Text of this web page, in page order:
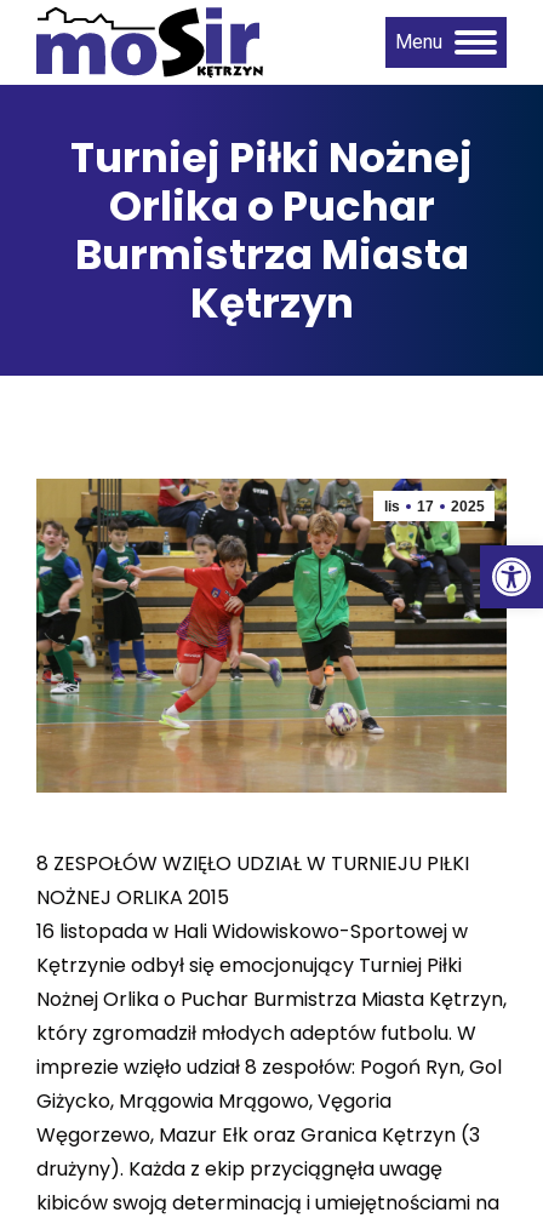
Menu
Turniej Piłki Nożnej
Orlika o Puchar
Burmistrza Miasta
Kętrzyn
lis 17 2025
8 ZESPOŁÓW WZIĘŁO UDZIAŁ W TURNIEJU PIŁKI
NOŻNEJ ORLIKA 2015
16 listopada w Hali Widowiskowo-Sportowej w
Kętrzynie odbył się emocjonujący Turniej Piłki
Nożnej Orlika o Puchar Burmistrza Miasta Kętrzyn,
który zgromadził młodych adeptów futbolu. W
imprezie wzięło udział 8 zespołów: Pogoń Ryn, Gol
Giżycko, Mrągowia Mrągowo, Vęgoria
Węgorzewo, Mazur Ełk oraz Granica Kętrzyn (3
drużyny). Każda z ekip przyciągnęła uwagę
kibiców swoją determinacją i umiejętnościami na